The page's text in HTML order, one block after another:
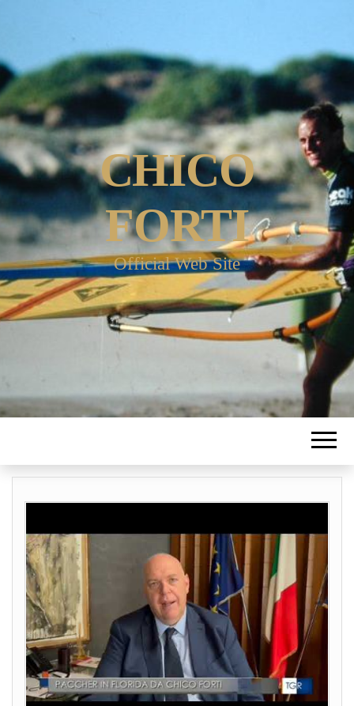
CHICO
FORTI
Official Web Site